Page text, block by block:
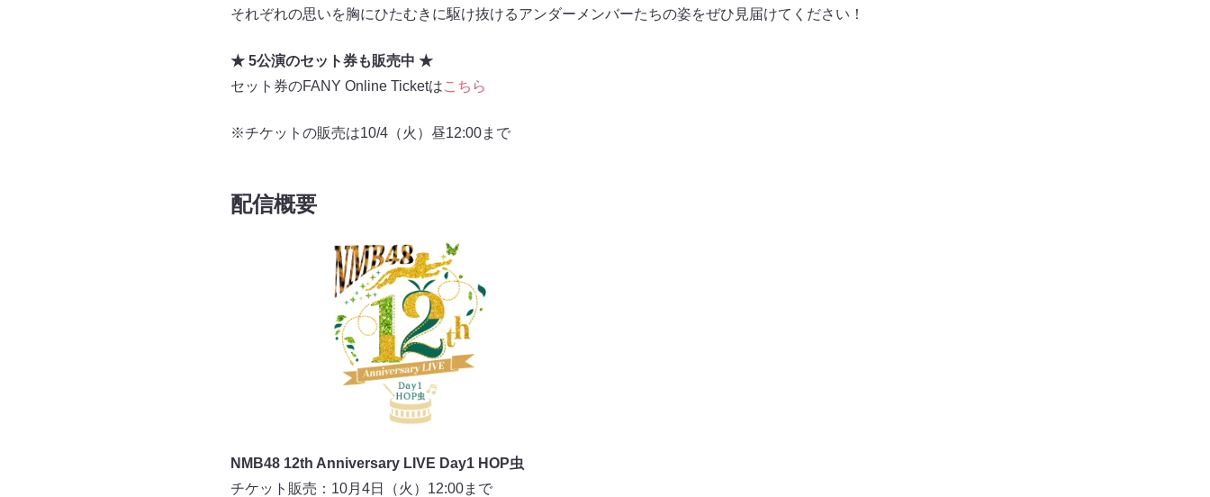
それぞれの思いを胸にひたむきに駆け抜けるアンダーメンバーたちの姿をぜひ見届けてください！
★ 5公演のセット券も販売中 ★
セット券のFANY Online Ticketはこちら
※チケットの販売は10/4（火）昼12:00まで
配信概要
NMB48 12th Anniversary LIVE Day1 HOP虫
チケット販売：10月4日（火）12:00まで